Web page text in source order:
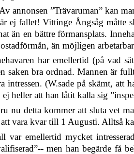
annonsen ”Trävaruman” kan
ej fallet! Vittinge Ångsåg måtte
än en bättre förmansplats.
än möjligen
har emellertid (på vad
saken bra ordnad. Mannen är
intressen. (W.sade på skämt, att
ej heller att han låtit kalla sig
nu detta kommer att sluta vet
vara kvar till 1 Augusti. Alltså
var emellertid mycket
men han begärde få